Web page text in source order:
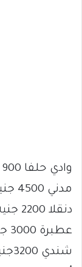
وادي حلفا 900 جنيه مصري
مدني 4500 جنيه مصري
دنقلا 2200 جنيه مصري
عطبرة 3000 جنيه مصري
شندي 3200جنيه مصري